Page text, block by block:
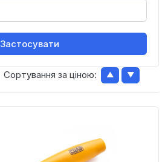
Застосувати
Сортування за ціною: ▲ ▼